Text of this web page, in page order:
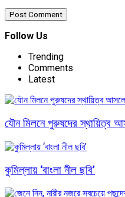
Follow Us
Trending
Comments
Latest
যৌন মিলনে পুরুষদের স্থায়িত্ব
কুমিল্লায় ‘বাংলা নীল ছবি’